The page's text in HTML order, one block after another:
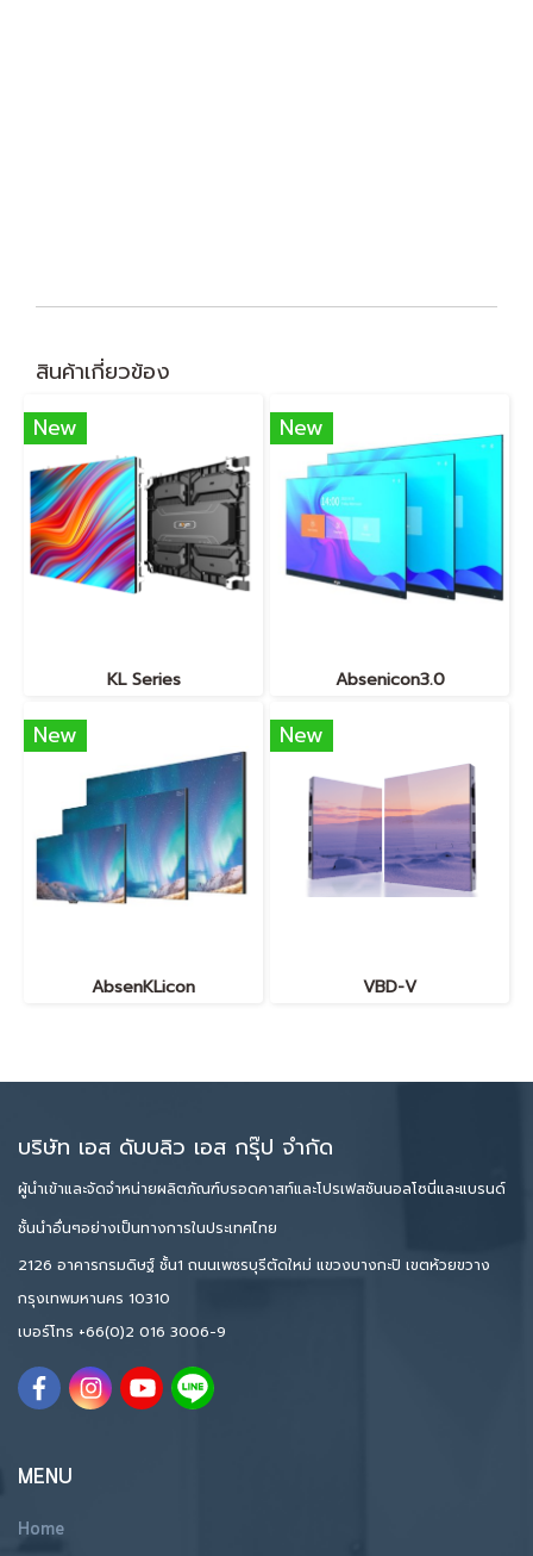
สินค้าเกี่ยวข้อง
New
KL Series
New
Absenicon3.0
New
AbsenKLicon
New
VBD-V
บริษัท เอส ดับบลิว เอส กรุ๊ป จำกัด
ผู้นำเข้าและจัดจำหน่ายผลิตภัณฑ์บรอดคาสท์และโปรเฟสชันนอลโซนี่และแบรนด์
ชั้นนำอื่นๆอย่างเป็นทางการในประเทศไทย
2126 อาคารกรมดิษฐ์ ชั้น1 ถนนเพชรบุรีตัดใหม่ แขวงบางกะปิ เขตห้วยขวาง
กรุงเทพมหานคร 10310
เบอร์โทร +66(0)2 016 3006-9
MENU
Home